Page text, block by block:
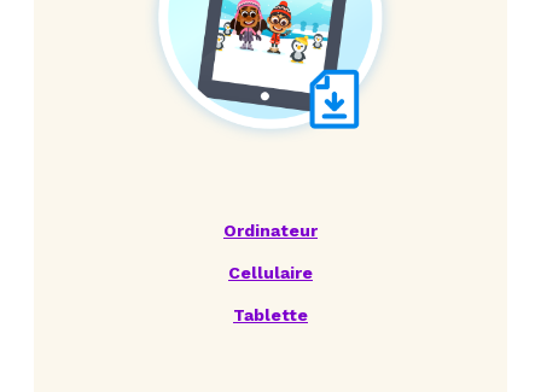
Ordinateur
Cellulaire
Tablette